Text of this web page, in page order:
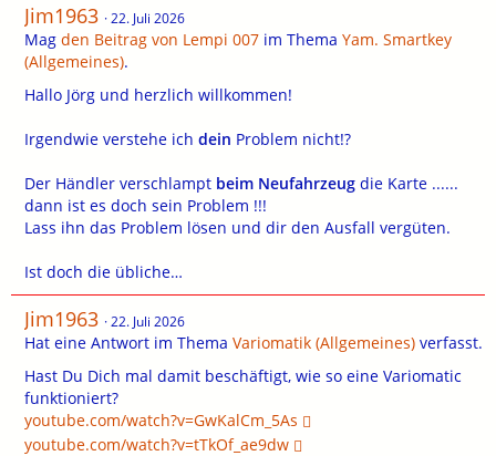
Jim1963 22. Juli 2026
Mag den Beitrag von Lempi 007 im Thema Yam. Smartkey
(Allgemeines).
Hallo Jörg und herzlich willkommen!
Irgendwie verstehe ich dein Problem nicht!?
Der Händler verschlampt beim Neufahrzeug die Karte ......
dann ist es doch sein Problem !!!
Lass ihn das Problem lösen und dir den Ausfall vergüten.
Ist doch die übliche…
Jim1963 22. Juli 2026
Hat eine Antwort im Thema Variomatik (Allgemeines) verfasst.
Hast Du Dich mal damit beschäftigt, wie so eine Variomatic
funktioniert?
youtube.com/watch?v=GwKalCm_5As
youtube.com/watch?v=tTkOf_ae9dw